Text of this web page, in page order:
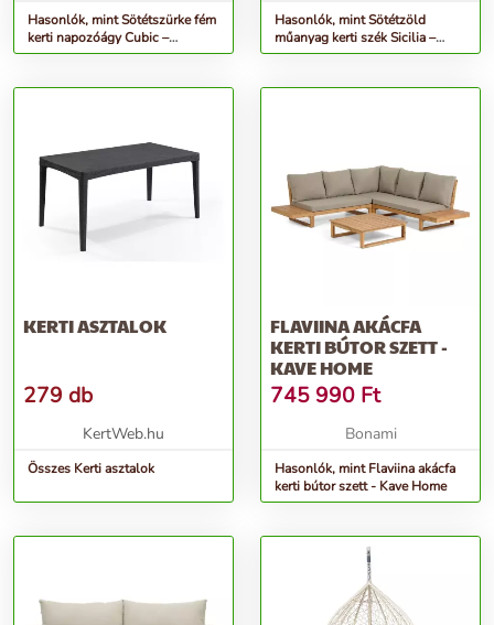
Hasonlók, mint Sötétszürke fém
kerti napozóágy Cubic –
Diphano
Hasonlók, mint Sötétzöld
műanyag kerti szék Sicilia –
Keter
KERTI ASZTALOK
279 db
KertWeb.hu
Összes Kerti asztalok
FLAVIINA AKÁCFA
KERTI BÚTOR SZETT -
KAVE HOME
745 990 Ft
Bonami
Hasonlók, mint Flaviina akácfa
kerti bútor szett - Kave Home